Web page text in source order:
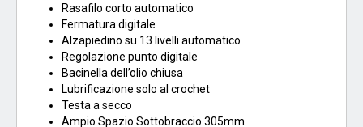
Rasafilo corto automatico
Fermatura digitale
Alzapiedino su 13 livelli automatico
Regolazione punto digitale
Bacinella dell’olio chiusa
Lubrificazione solo al crochet
Testa a secco
Ampio Spazio Sottobraccio 305mm